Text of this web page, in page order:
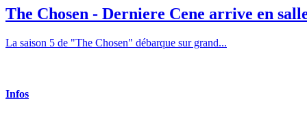
The Chosen - Derniere Cene arrive en
La saison 5 de "The Chosen" débarque sur grand...
Infos